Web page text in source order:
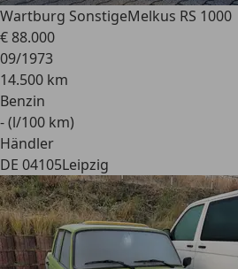
Wartburg SonstigeMelkus RS 1000
€ 88.000
09/1973
14.500 km
Benzin
- (l/100 km)
Händler
DE 04105Leipzig